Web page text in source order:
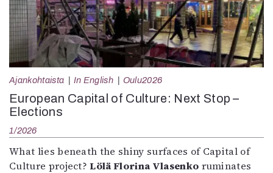
Ajankohtaista In English Oulu2026
European Capital of Culture: Next Stop –
Elections
1/2026
What lies beneath the shiny surfaces of Capital of
Culture project?Lölä Florina Vlasenko ruminates